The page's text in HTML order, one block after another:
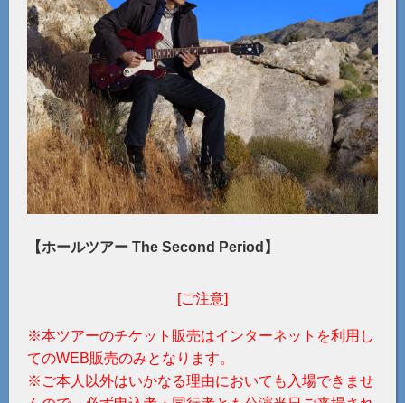
【ホールツアー The Second Period】
[ご注意]
※本ツアーのチケット販売はインターネットを利用し
てのWEB販売のみとなります。
※ご本人以外はいかなる理由においても入場できませ